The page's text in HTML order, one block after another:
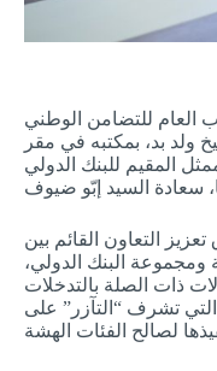
العام للتضامن الوطني
ولد بد، بمكتبه في مقر
المقيم للبنك الدولي
التعاون القائم بين
ومجموعة البنك الدولي،
ذات الصلة بالتدخلات
التي تشرف “التآزر” على